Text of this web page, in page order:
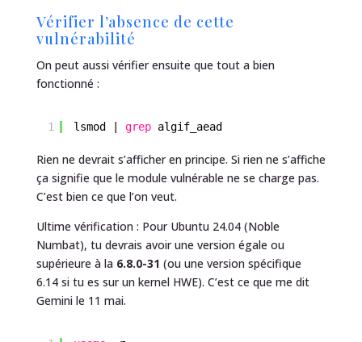
Vérifier l’absence de cette
vulnérabilité
On peut aussi vérifier ensuite que tout a bien
fonctionné :
1 lsmod | grep algif_aead
Rien ne devrait s’afficher en principe. Si rien ne s’affiche
ça signifie que le module vulnérable ne se charge pas.
C’est bien ce que l’on veut.
Ultime vérification : Pour Ubuntu 24.04 (Noble
Numbat), tu devrais avoir une version égale ou
supérieure à la 6.8.0-31 (ou une version spécifique
6.14 si tu es sur un kernel HWE). C’est ce que me dit
Gemini le 11 mai.